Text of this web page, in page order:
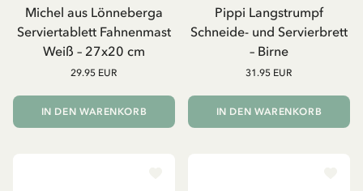
Michel aus Lönneberga
Serviertablett Fahnenmast
Weiß – 27x20 cm
29.95 EUR
IN DEN WARENKORB
Pippi Langstrumpf
Schneide- und Servierbrett
– Birne
31.95 EUR
IN DEN WARENKORB